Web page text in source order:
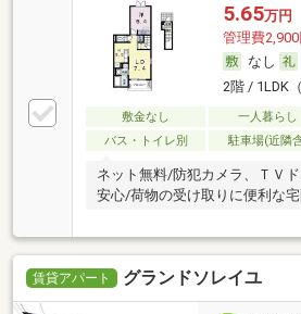
5.65万円
管理費2,900
なし
2階 / 1LDK
敷金なし 一人暮らし
バス・トイレ別
駐車場(近隣
ネット無料/防犯カメラ、ＴＶ
安心/荷物の受け取りに便利な
賃貸アパート グランドソレイユ